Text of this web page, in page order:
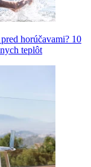
horúčavami? 10
teplôt